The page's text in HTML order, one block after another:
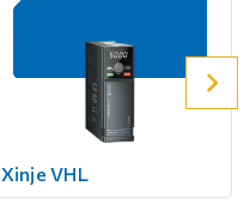
Xinje VHL